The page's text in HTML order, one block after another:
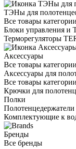
ТЭНы для
Все товары категории
Блоки управления
Терморегуляторы
Аксессуары
Все товары категории
Аксессуары для
Все товары категории
Крючки для
Полки
Комплектующие к
Бренды
Все бренды